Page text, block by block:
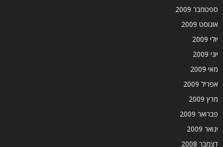
ספטמבר 2009
אוגוסט 2009
יולי 2009
יוני 2009
מאי 2009
אפריל 2009
מרץ 2009
פברואר 2009
ינואר 2009
דצמבר 2008